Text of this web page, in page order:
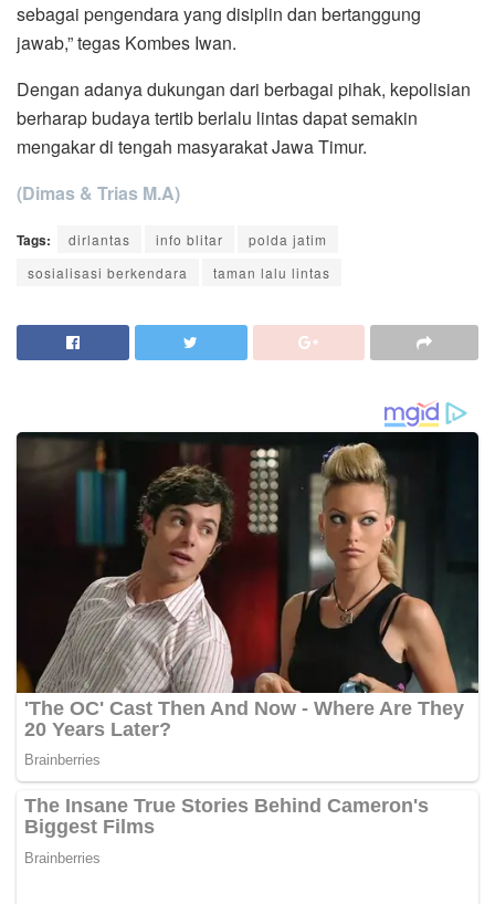
sebagai pengendara yang disiplin dan bertanggung
jawab,” tegas Kombes Iwan.
Dengan adanya dukungan dari berbagai pihak, kepolisian
berharap budaya tertib berlalu lintas dapat semakin
mengakar di tengah masyarakat Jawa Timur.
(Dimas & Trias M.A)
Tags: dirlantas info blitar
polda jatim
sosialisasi berkendara
taman lalu lintas